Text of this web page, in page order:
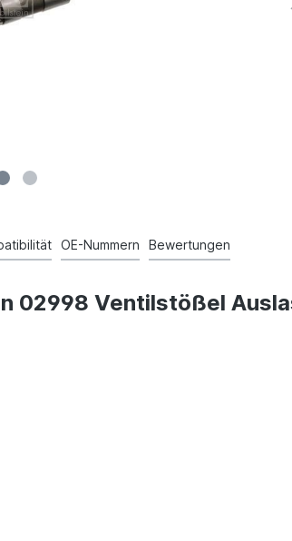
OE-Nummern Bewertungen
02998 Ventilstößel